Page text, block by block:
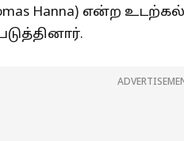
Hanna) என்ற